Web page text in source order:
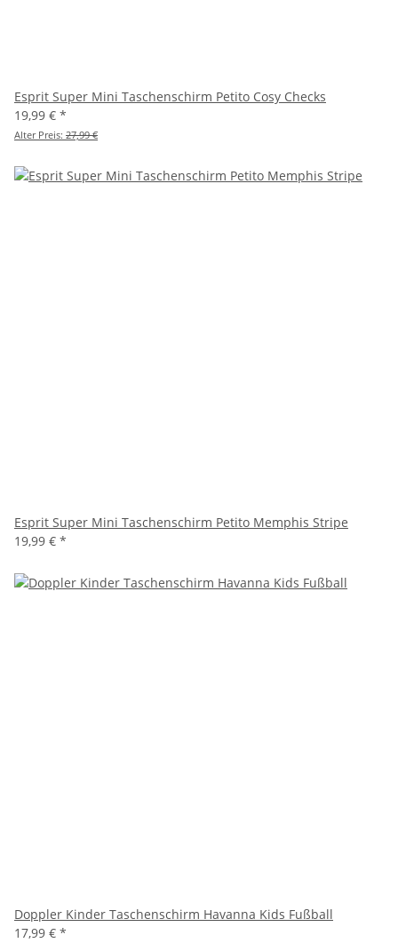
Esprit Super Mini Taschenschirm Petito Cosy Checks
19,99 € *
Alter Preis: 27,99 €
Esprit Super Mini Taschenschirm Petito Memphis Stripe
19,99 € *
Doppler Kinder Taschenschirm Havanna Kids Fußball
17,99 € *